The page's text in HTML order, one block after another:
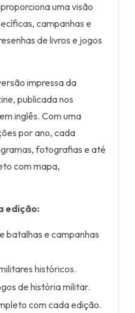
uma visão
campanhas e
de livros e jogos
impressa da
publicada nos
inglês. Com uma
por ano, cada
fotografias e até
com mapa,
edição:
batalhas e campanhas
históricos.
de história militar.
com cada edição.